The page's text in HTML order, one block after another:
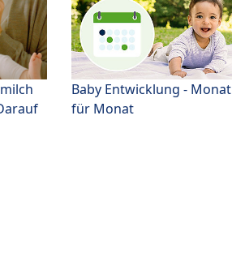
Baby Entwicklung - Monat
für Monat